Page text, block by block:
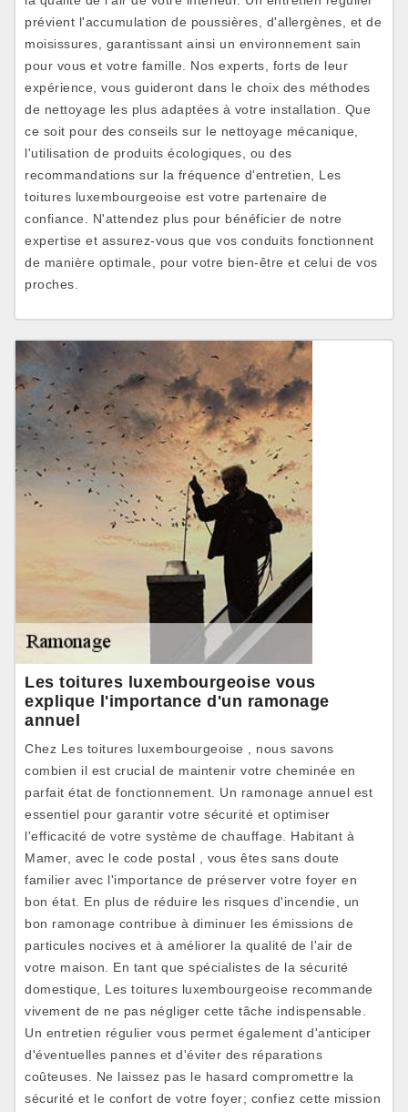
prévient l'accumulation de poussières, d'allergènes, et de
moisissures, garantissant ainsi un environnement sain
pour vous et votre famille. Nos experts, forts de leur
expérience, vous guideront dans le choix des méthodes
de nettoyage les plus adaptées à votre installation. Que
ce soit pour des conseils sur le nettoyage mécanique,
l'utilisation de produits écologiques, ou des
recommandations sur la fréquence d'entretien, Les
toitures luxembourgeoise est votre partenaire de
confiance. N'attendez plus pour bénéficier de notre
expertise et assurez-vous que vos conduits fonctionnent
de manière optimale, pour votre bien-être et celui de vos
proches.
Les toitures luxembourgeoise vous
explique l'importance d'un ramonage
annuel
Chez Les toitures luxembourgeoise , nous savons
combien il est crucial de maintenir votre cheminée en
parfait état de fonctionnement. Un ramonage annuel est
essentiel pour garantir votre sécurité et optimiser
l'efficacité de votre système de chauffage. Habitant à
Mamer, avec le code postal , vous êtes sans doute
familier avec l'importance de préserver votre foyer en
bon état. En plus de réduire les risques d'incendie, un
bon ramonage contribue à diminuer les émissions de
particules nocives et à améliorer la qualité de l'air de
votre maison. En tant que spécialistes de la sécurité
domestique, Les toitures luxembourgeoise recommande
vivement de ne pas négliger cette tâche indispensable.
Un entretien régulier vous permet également d'anticiper
d'éventuelles pannes et d'éviter des réparations
coûteuses. Ne laissez pas le hasard compromettre la
sécurité et le confort de votre foyer; confiez cette mission